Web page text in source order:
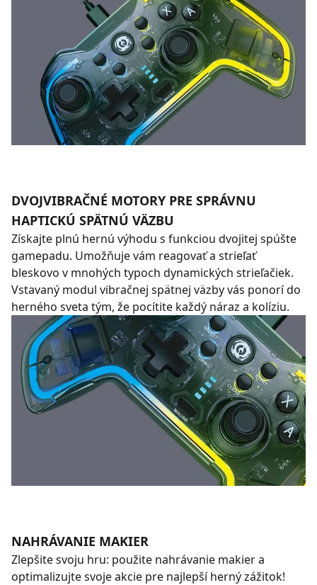
DVOJVIBRAČNÉ MOTORY PRE SPRÁVNU
HAPTICKÚ SPÄTNÚ VÄZBU
Získajte plnú hernú výhodu s funkciou dvojitej spúšte
gamepadu. Umožňuje vám reagovať a strieľať
bleskovo v mnohých typoch dynamických strieľačiek.
Vstavaný modul vibračnej spätnej väzby vás ponorí do
herného sveta tým, že pocítite každý náraz a kolíziu.
NAHRÁVANIE MAKIER
Zlepšite svoju hru: použite nahrávanie makier a
optimalizujte svoje akcie pre najlepší herný zážitok!